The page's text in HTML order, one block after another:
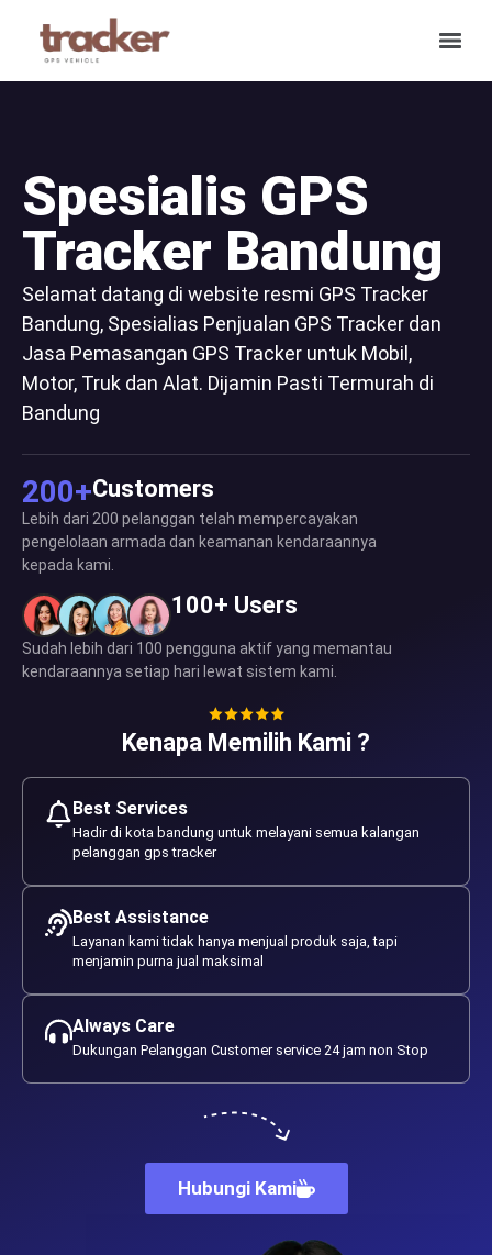
Spesialis GPS
Tracker Bandung
Selamat datang di website resmi GPS Tracker
Bandung, Spesialias Penjualan GPS Tracker dan
Jasa Pemasangan GPS Tracker untuk Mobil,
Motor, Truk dan Alat. Dijamin Pasti Termurah di
Bandung
200+Customers
Lebih dari 200 pelanggan telah mempercayakan
pengelolaan armada dan keamanan kendaraannya
kepada kami.
100+ Users
Sudah lebih dari 100 pengguna aktif yang memantau
kendaraannya setiap hari lewat sistem kami.
Kenapa Memilih Kami ?
Best Services
Hadir di kota bandung untuk melayani semua kalangan
pelanggan gps tracker
Best Assistance
Layanan kami tidak hanya menjual produk saja, tapi
menjamin purna jual maksimal
Always Care
Dukungan Pelanggan Customer service 24 jam non Stop
Hubungi Kami